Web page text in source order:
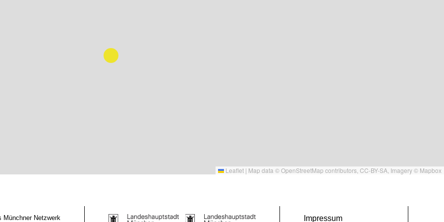
Leaflet | Map data ©OpenStreetMap contributors, CC-BY-SA , Imagery © Mapbox
Münchner Netzwerk Impressum